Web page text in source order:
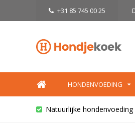
+31 85 745 00 25
HONDENVOEDING
Natuurlijke hondenvoeding